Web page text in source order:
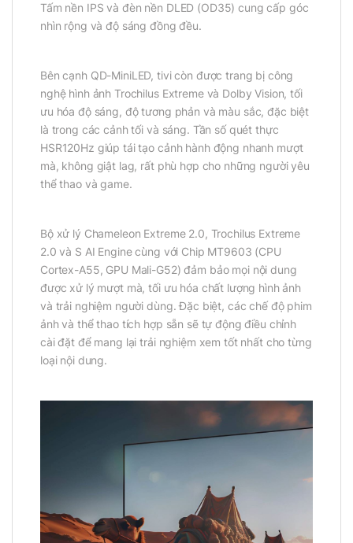
Tấm nền IPS và đèn nền DLED (OD35) cung cấp góc
nhìn rộng và độ sáng đồng đều.
Bên cạnh QD-MiniLED, tivi còn được trang bị công
nghệ hình ảnh Trochilus Extreme và Dolby Vision, tối
ưu hóa độ sáng, độ tương phản và màu sắc, đặc biệt
là trong các cảnh tối và sáng. Tần số quét thực
HSR120Hz giúp tái tạo cảnh hành động nhanh mượt
mà, không giật lag, rất phù hợp cho những người yêu
thể thao và game.
Bộ xử lý Chameleon Extreme 2.0, Trochilus Extreme
2.0 và S AI Engine cùng với Chip MT9603 (CPU
Cortex-A55, GPU Mali-G52) đảm bảo mọi nội dung
được xử lý mượt mà, tối ưu hóa chất lượng hình ảnh
và trải nghiệm người dùng. Đặc biệt, các chế độ phim
ảnh và thể thao tích hợp sẵn sẽ tự động điều chỉnh
cài đặt để mang lại trải nghiệm xem tốt nhất cho từng
loại nội dung.